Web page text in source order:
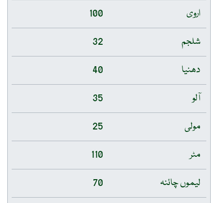
اروی
100
شلجم
32
دھنیا
40
آلو
35
مولی
25
مٹر
110
لیموں چائنہ
70